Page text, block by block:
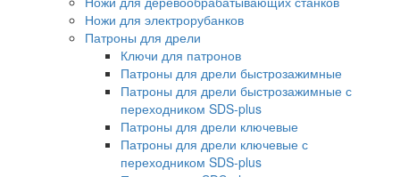
Ножи для электрорубанков
Патроны для дрели
Ключи для патронов
Патроны для дрели быстрозажимные
Патроны для дрели быстрозажимные с
переходником SDS-plus
Патроны для дрели ключевые
Патроны для дрели ключевые с
переходником SDS-plus